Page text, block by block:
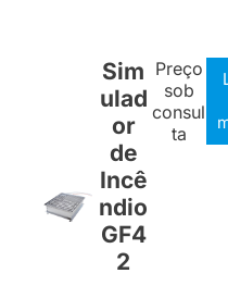
Sim
ulad
or
de
Incê
ndio
GF4
2
Preço
sob
consul
ta